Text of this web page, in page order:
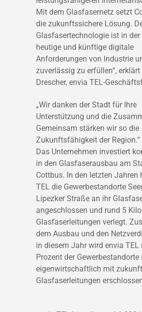
Mit dem Glasfasernetz setzt
die zukunftssichere Lösung.
Glasfasertechnologie ist in der
heutige und künftige digitale
Anforderungen von Industrie
zuverlässig zu erfüllen“,
Drescher, envia TEL-
„Wir danken der Stadt für Ihre
Unterstützung und die
Gemeinsam stärken wir so die
Zukunftsfähigkeit der Region.“
Das Unternehmen investiert
in den Glasfaserausbau am
Cottbus. In den letzten Jahren
TEL die Gewerbestandorte
Lipezker Straße an ihr
angeschlossen und rund 5
Glasfaserleitungen verlegt.
dem Ausbau und den
in diesem Jahr wird envia TEL
Prozent der
eigenwirtschaftlich mit
Glasfaserleitungen